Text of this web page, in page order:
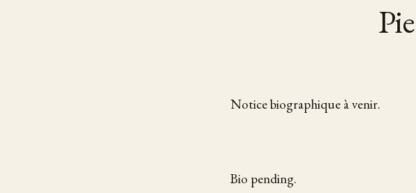
Notice biographique à venir.
Bio pending.